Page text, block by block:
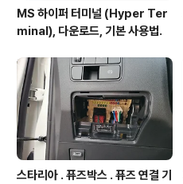
MS 하이퍼 터미널 (Hyper Ter
minal), 다운로드, 기본 사용법.
스타리아 . 퓨즈박스 . 퓨즈 연결 기